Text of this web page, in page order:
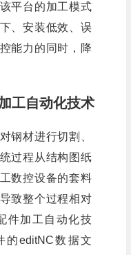
平台的加工模式
、安装低效、误
能力的同时，降
工自动化技术
钢材进行切割、
过程从结构图纸
数控设备的套料
致整个过程相对
件加工自动化技
的editNC数据文